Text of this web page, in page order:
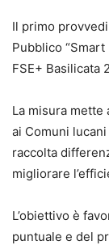
Il primo
Pubblico “Smart
FSE+ Basilicata
La misura
ai Comuni
raccolta
migliorare
L’obiettivo è
puntuale e del